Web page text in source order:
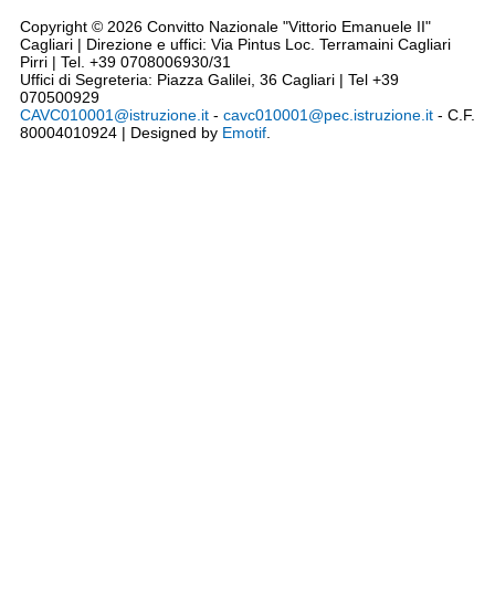
Copyright © 2026 Convitto Nazionale "Vittorio Emanuele II"
Cagliari | Direzione e uffici: Via Pintus Loc. Terramaini Cagliari
Pirri | Tel. +39 0708006930/31
Uffici di Segreteria: Piazza Galilei, 36 Cagliari | Tel +39
070500929
CAVC010001@istruzione.it - cavc010001@pec.istruzione.it - C.F.
80004010924 | Designed by Emotif